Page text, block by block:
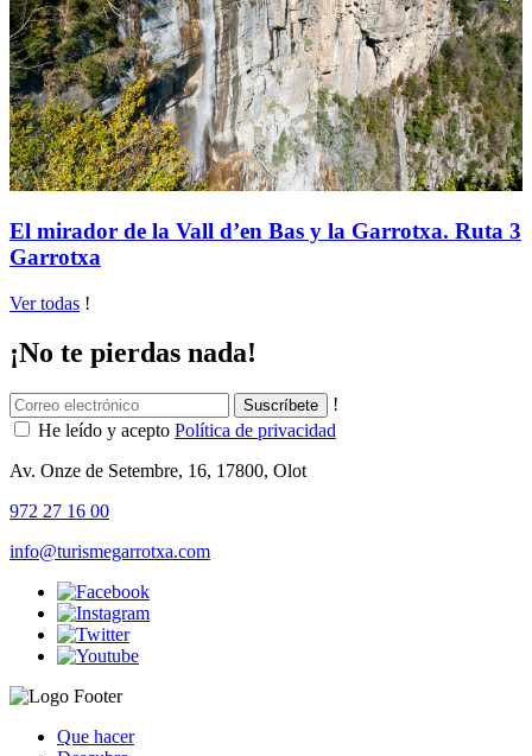
El mirador de la Vall d’en Bas y la Garrotxa. Ruta 3
Garrotxa
Ver todas !
¡No te pierdas nada!
!
He leído y acepto Política de privacidad
Av. Onze de Setembre, 16, 17800, Olot
972 27 16 00
info@turismegarrotxa.com
Que hacer